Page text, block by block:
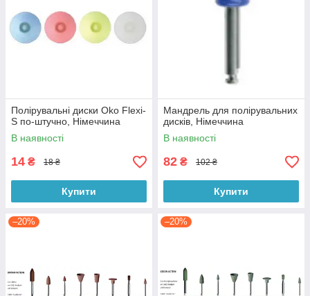
Полірувальні диски Oko Flexi-
S по-штучно, Німеччина
В наявності
14 ₴ 18 ₴
Купити
Мандрель для полірувальних
дисків, Німеччина
В наявності
82 ₴ 102 ₴
Купити
–20% –20%